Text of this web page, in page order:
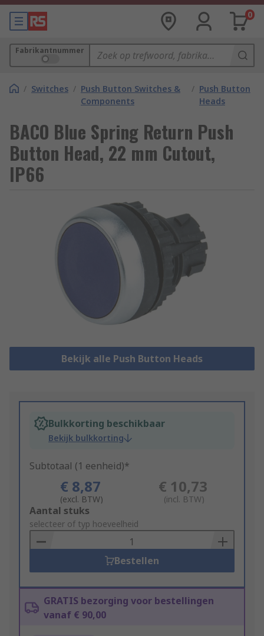
0
Fabrikantnummer
/ Switches / Push Button Switches &
Components
/ Push Button
Heads
BACO Blue Spring Return Push
Button Head, 22 mm Cutout,
IP66
Bekijk alle Push Button Heads
Bulkkorting beschikbaar
Bekijk bulkkorting
Subtotaal (1 eenheid)*
€ 8,87
(excl. BTW)
€ 10,73
(incl. BTW)
Add
to
Basket
Aantal stuks
selecteer of typ hoeveelheid
Bestellen
GRATIS bezorging voor bestellingen
vanaf € 90,00